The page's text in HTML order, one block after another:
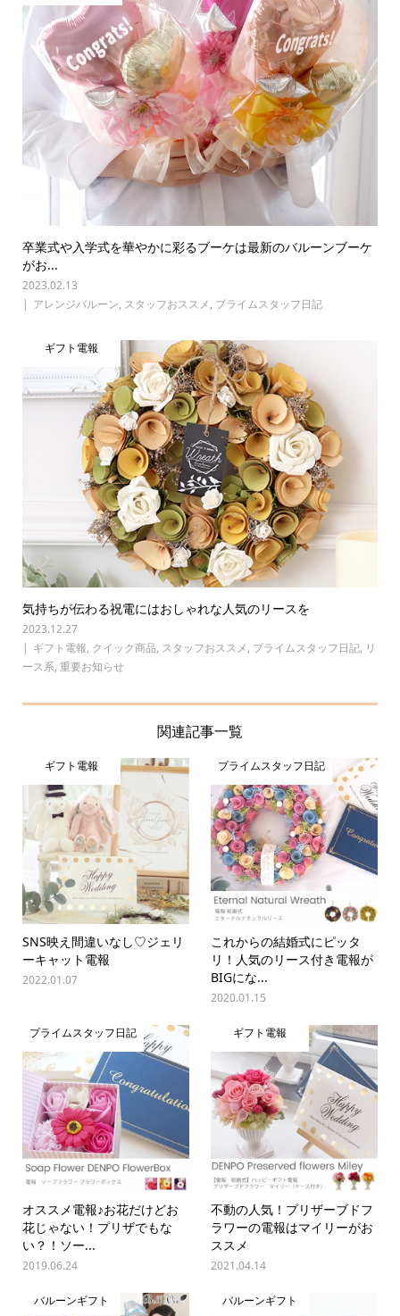
卒業式や入学式を華やかに彩るブーケは最新のバルーンブーケ
がお...
2023.02.13
アレンジバルーン, スタッフおススメ, プライムスタッフ日記
ギフト電報
気持ちが伝わる祝電にはおしゃれな人気のリースを
2023.12.27
ギフト電報, クイック商品, スタッフおススメ, プライムスタッフ日記, リ
ース系, 重要お知らせ
関連記事一覧
ギフト電報
SNS映え間違いなし♡ジェリ
ーキャット電報
2022.01.07
プライムスタッフ日記
これからの結婚式にピッタ
リ！人気のリース付き電報が
BIGにな...
2020.01.15
プライムスタッフ日記
オススメ電報♪お花だけどお
花じゃない！プリザでもな
い？！ソー...
2019.06.24
ギフト電報
不動の人気！プリザーブドフ
ラワーの電報はマイリーがお
ススメ
2021.04.14
バルーンギフト バルーンギフト